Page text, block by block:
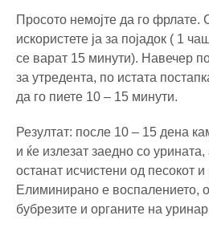
Просото немојте да го фрлате.
искористете ја за појадок ( 1
се варат 15 минути). Навечер
за утредента, по истата
да го пиете 10 – 15 минути.
Резултат: после 10 – 15 дена
и ќе излезат заедно со
останат исчистени од песокот
Елиминирано е воспалението,
бубрезите и органите на